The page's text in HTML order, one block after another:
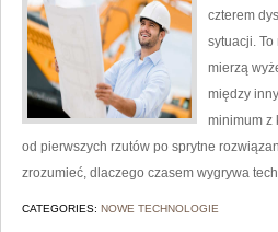
czterem
sytuacji. To
mierzą
między
minimum z
od pierwszych rzutów po sprytne
zrozumieć, dlaczego czasem wygrywa
CATEGORIES: NOWE TECHNOLOGIE